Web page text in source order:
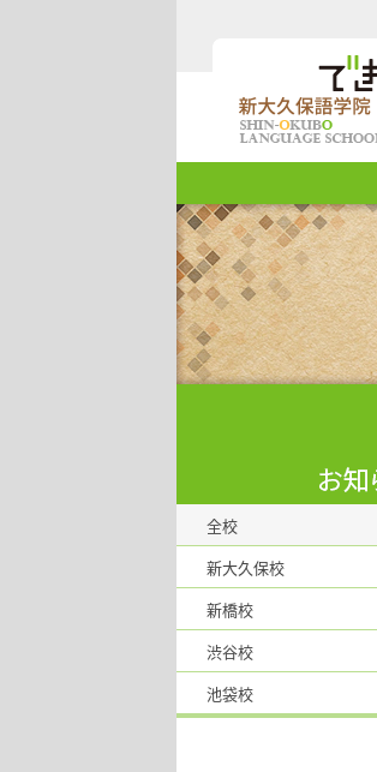
全校
新大久保校
新橋校
渋谷校
池袋校